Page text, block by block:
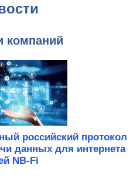
компаний
российский протокол
данных для интернета
NB-Fi